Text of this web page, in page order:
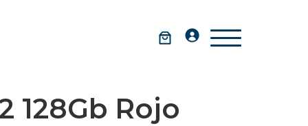
128Gb Rojo